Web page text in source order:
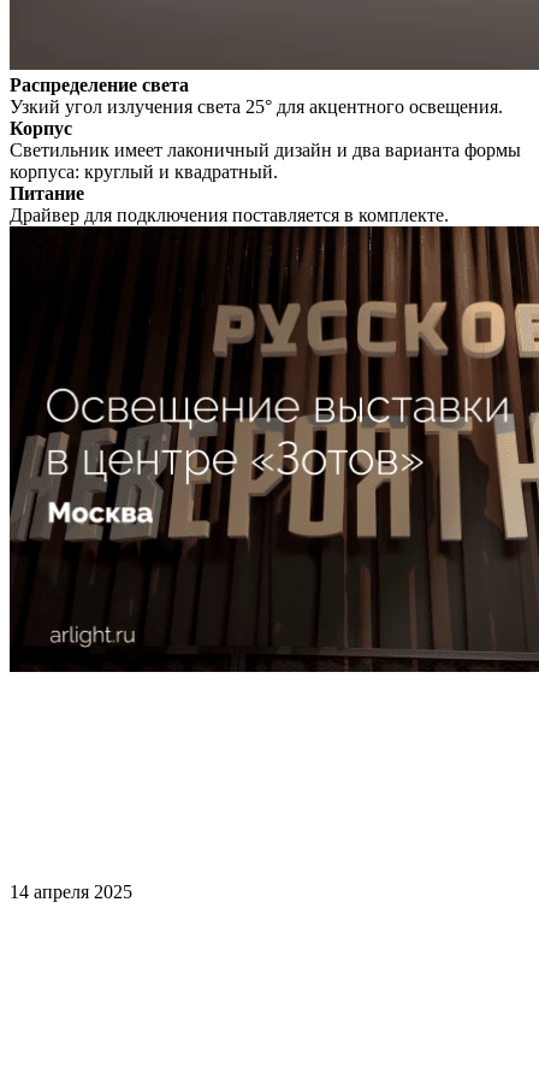
Распределение света
Узкий угол излучения света 25° для акцентного освещения.
Корпус
Светильник имеет лаконичный дизайн и два варианта формы
корпуса: круглый и квадратный.
Питание
Драйвер для подключения поставляется в комплекте.
14 апреля 2025